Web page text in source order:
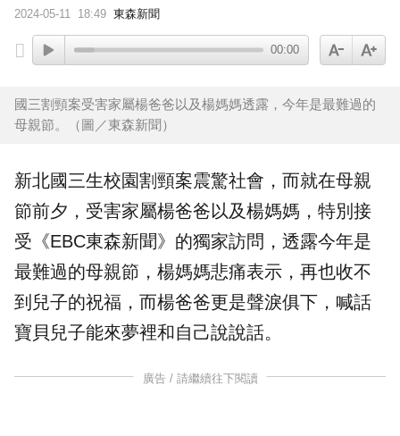
2024-05-11 18:49 東森新聞
00:00
國三割頸案受害家屬楊爸爸以及楊媽媽透露，今年是最難過的
母親節。（圖／東森新聞）
新北國三生校園割頸案震驚社會，而就在母親
節前夕，受害家屬楊爸爸以及楊媽媽，特別接
受《EBC東森新聞》的獨家訪問，透露今年是
最難過的母親節，楊媽媽悲痛表示，再也收不
到兒子的祝福，而楊爸爸更是聲淚俱下，喊話
寶貝兒子能來夢裡和自己說說話。
廣告 / 請繼續往下閱讀